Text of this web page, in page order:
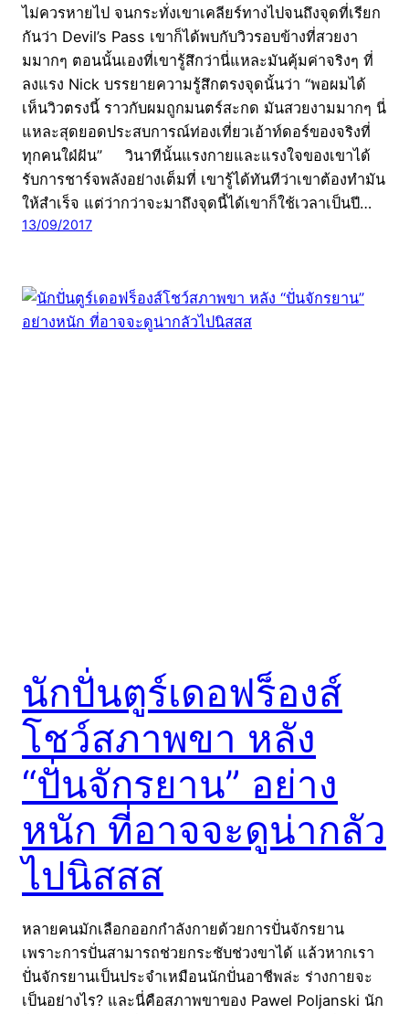
ไม่ควรหายไป จนกระทั่งเขาเคลียร์ทางไปจนถึงจุดที่เรียก
กันว่า Devil’s Pass เขาก็ได้พบกับวิวรอบข้างที่สวยงา
มมากๆ ตอนนั้นเองที่เขารู้สึกว่านี่แหละมันคุ้มค่าจริงๆ ที่
ลงแรง Nick บรรยายความรู้สึกตรงจุดนั้นว่า “พอผมได้
เห็นวิวตรงนี้ ราวกับผมถูกมนตร์สะกด มันสวยงามมากๆ นี่
แหละสุดยอดประสบการณ์ท่องเที่ยวเอ้าท์ดอร์ของจริงที่
ทุกคนใฝ่ฝัน” วินาทีนั้นแรงกายและแรงใจของเขาได้
รับการชาร์จพลังอย่างเต็มที่ เขารู้ได้ทันทีว่าเขาต้องทำมัน
ให้สำเร็จ แต่ว่ากว่าจะมาถึงจุดนี้ได้เขาก็ใช้เวลาเป็นปี…
13/09/2017
นักปั่นตูร์เดอฟร็องส์
โชว์สภาพขา หลัง
“ปั่นจักรยาน” อย่าง
หนัก ที่อาจจะดูน่ากลัว
ไปนิสสส
หลายคนมักเลือกออกกำลังกายด้วยการปั่นจักรยาน
เพราะการปั่นสามารถช่วยกระชับช่วงขาได้ แล้วหากเรา
ปั่นจักรยานเป็นประจำเหมือนนักปั่นอาชีพล่ะ ร่างกายจะ
เป็นอย่างไร? และนี่คือสภาพขาของ Pawel Poljanski นัก